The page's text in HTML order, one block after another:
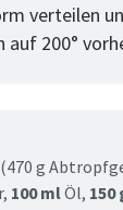
verteilen
auf 200°
g
100 mlÖl, 150